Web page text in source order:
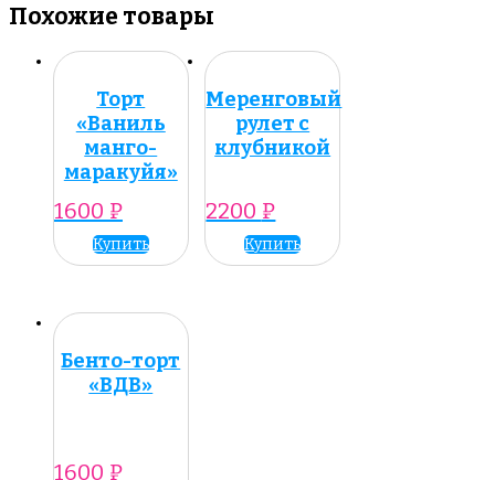
Похожие товары
Торт
«Ваниль
манго-
маракуйя»
1600 ₽
Купить
Меренговый
рулет с
клубникой
2200 ₽
Купить
Бенто-торт
«ВДВ»
1600 ₽